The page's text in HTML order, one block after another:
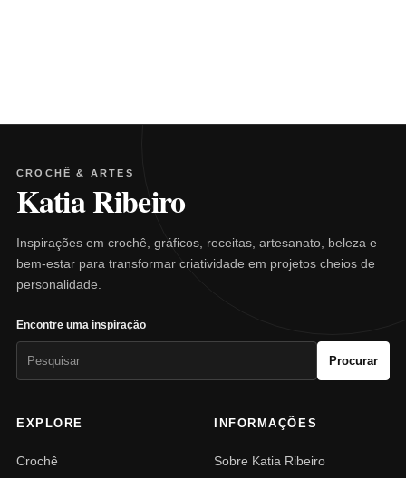
CROCHÊ & ARTES
Katia Ribeiro
Inspirações em crochê, gráficos, receitas, artesanato, beleza e
bem-estar para transformar criatividade em projetos cheios de
personalidade.
Encontre uma inspiração
Procurar
EXPLORE
Crochê
INFORMAÇÕES
Sobre Katia Ribeiro